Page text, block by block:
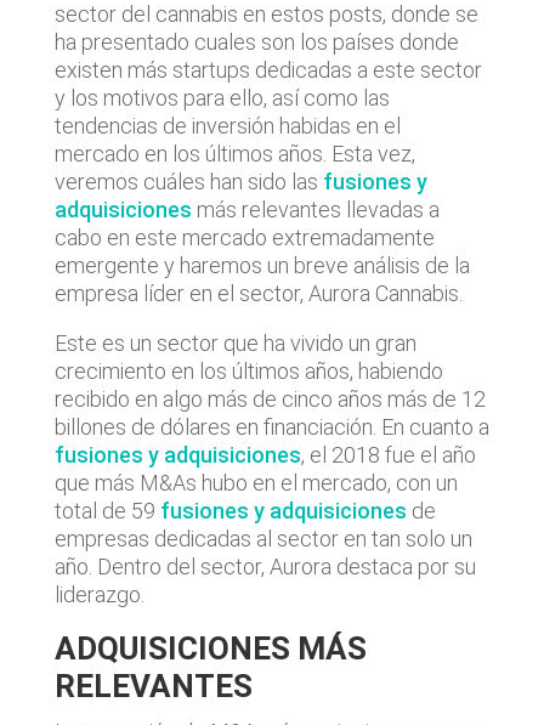
sector del cannabis en estos posts, donde se
ha presentado cuales son los países donde
existen más startups dedicadas a este sector
y los motivos para ello, así como las
tendencias de inversión habidas en el
mercado en los últimos años. Esta vez,
veremos cuáles han sido las fusiones y
adquisiciones más relevantes llevadas a
cabo en este mercado extremadamente
emergente y haremos un breve análisis de la
empresa líder en el sector, Aurora Cannabis.
Este es un sector que ha vivido un gran
crecimiento en los últimos años, habiendo
recibido en algo más de cinco años más de 12
billones de dólares en financiación. En cuanto a
fusiones y adquisiciones, el 2018 fue el año
que más M&As hubo en el mercado, con un
total de 59 fusiones y adquisiciones de
empresas dedicadas al sector en tan solo un
año. Dentro del sector, Aurora destaca por su
liderazgo.
ADQUISICIONES MÁS
RELEVANTES